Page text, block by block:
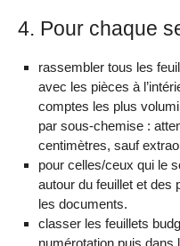
4. Pour chaque
rassembler tous les
avec les pièces à
comptes les plus
par sous-chemise :
centimètres, sauf
pour celles/ceux qui le
autour du feuillet et des
les documents.
classer les feuillets